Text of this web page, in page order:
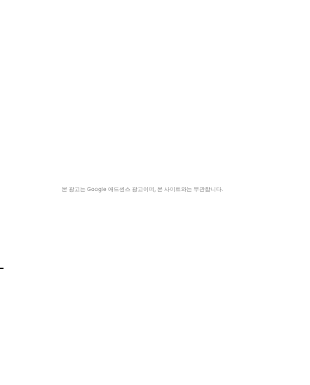
본 광고는 Google 애드센스 광고이며, 본 사이트와는 무관합니다.